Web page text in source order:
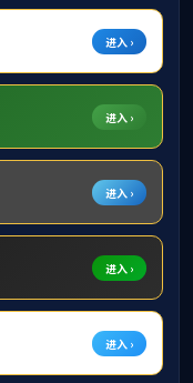
发布者：新京葡萄网站
，并于 1996 年就读于
品《荷塘印迹》获文化